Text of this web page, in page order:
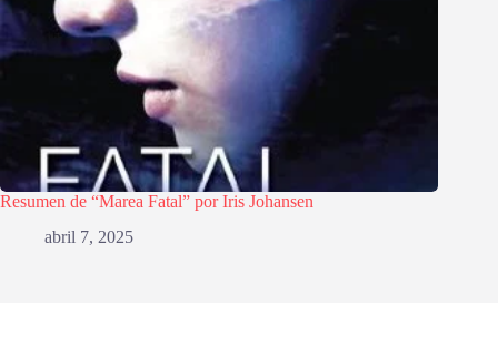
Resumen de “Marea Fatal” por Iris Johansen
abril 7, 2025